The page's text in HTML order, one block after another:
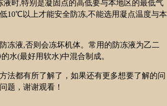
时,特别是凝固点的高低要与本地区的最低气
10℃以上才能安全防冻,不能选用凝点温度与本
冻液,否则会冻坏机体。常用的防冻液为乙二
水(最好用软水)中混合制成。
法都有所了解了，如果还有更多想要了解的问
题，谢谢观看！